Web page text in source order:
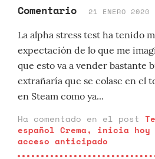
Comentario 21 ENERO
La alpha stress test ha tenido
expectación de lo que me
que esto va a vender bastante
extrañaría que se colase en el
en Steam como ya...
Ha comentado en el post
español Crema, inicia hoy
acceso anticipado